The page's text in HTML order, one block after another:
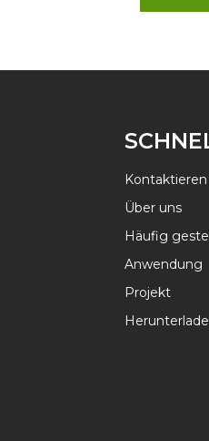
Über uns
Häufig
Anwendung
Projekt